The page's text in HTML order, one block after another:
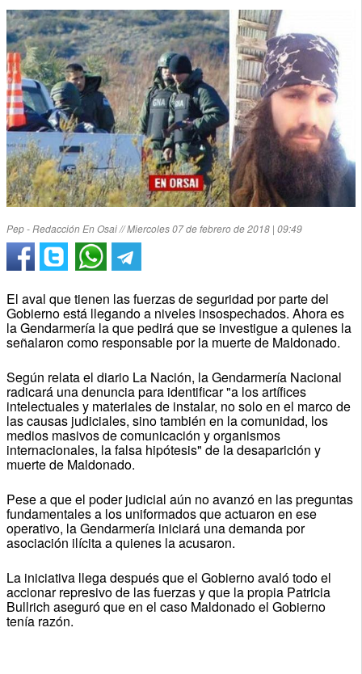
Pep - Redacción En Osai // Miercoles 07 de febrero de 2018 | 09:49
El aval que tienen las fuerzas de seguridad por parte del
Gobierno está llegando a niveles insospechados. Ahora es
la Gendarmería la que pedirá que se investigue a quienes la
señalaron como responsable por la muerte de Maldonado.
Según relata el diario La Nación, la Gendarmería Nacional
radicará una denuncia para identificar "a los artífices
intelectuales y materiales de instalar, no solo en el marco de
las causas judiciales, sino también en la comunidad, los
medios masivos de comunicación y organismos
internacionales, la falsa hipótesis" de la desaparición y
muerte de Maldonado.
Pese a que el poder judicial aún no avanzó en las preguntas
fundamentales a los uniformados que actuaron en ese
operativo, la Gendarmería iniciará una demanda por
asociación ilícita a quienes la acusaron.
La iniciativa llega después que el Gobierno avaló todo el
accionar represivo de las fuerzas y que la propia Patricia
Bullrich aseguró que en el caso Maldonado el Gobierno
tenía razón.